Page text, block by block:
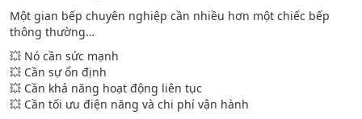
Một gian bếp chuyên nghiệp cần nhiều hơn một chiếc bếp
thông thường…
💥 Nó cần sức mạnh
💥 Cần sự ổn định
💥 Cần khả năng hoạt động liên tục
💥 Cần tối ưu điện năng và chi phí vận hành